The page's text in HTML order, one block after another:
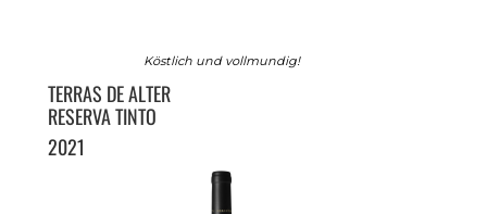
Köstlich und vollmundig!
TERRAS DE ALTER
RESERVA TINTO
2021